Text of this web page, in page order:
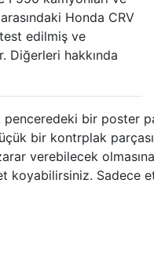
Honda CRV
edilmiş ve
Diğerleri hakkında
penceredeki bir poster
bir kontrplak
verebilecek olmasına
koyabilirsiniz. Sadece